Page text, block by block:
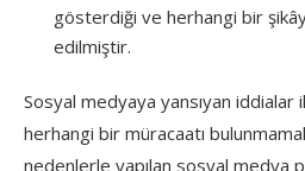
gösterdiği ve herhangi bir
edilmiştir.
Sosyal medyaya yansıyan iddialar
herhangi bir müracaatı
nedenlerle yapılan sosyal medya